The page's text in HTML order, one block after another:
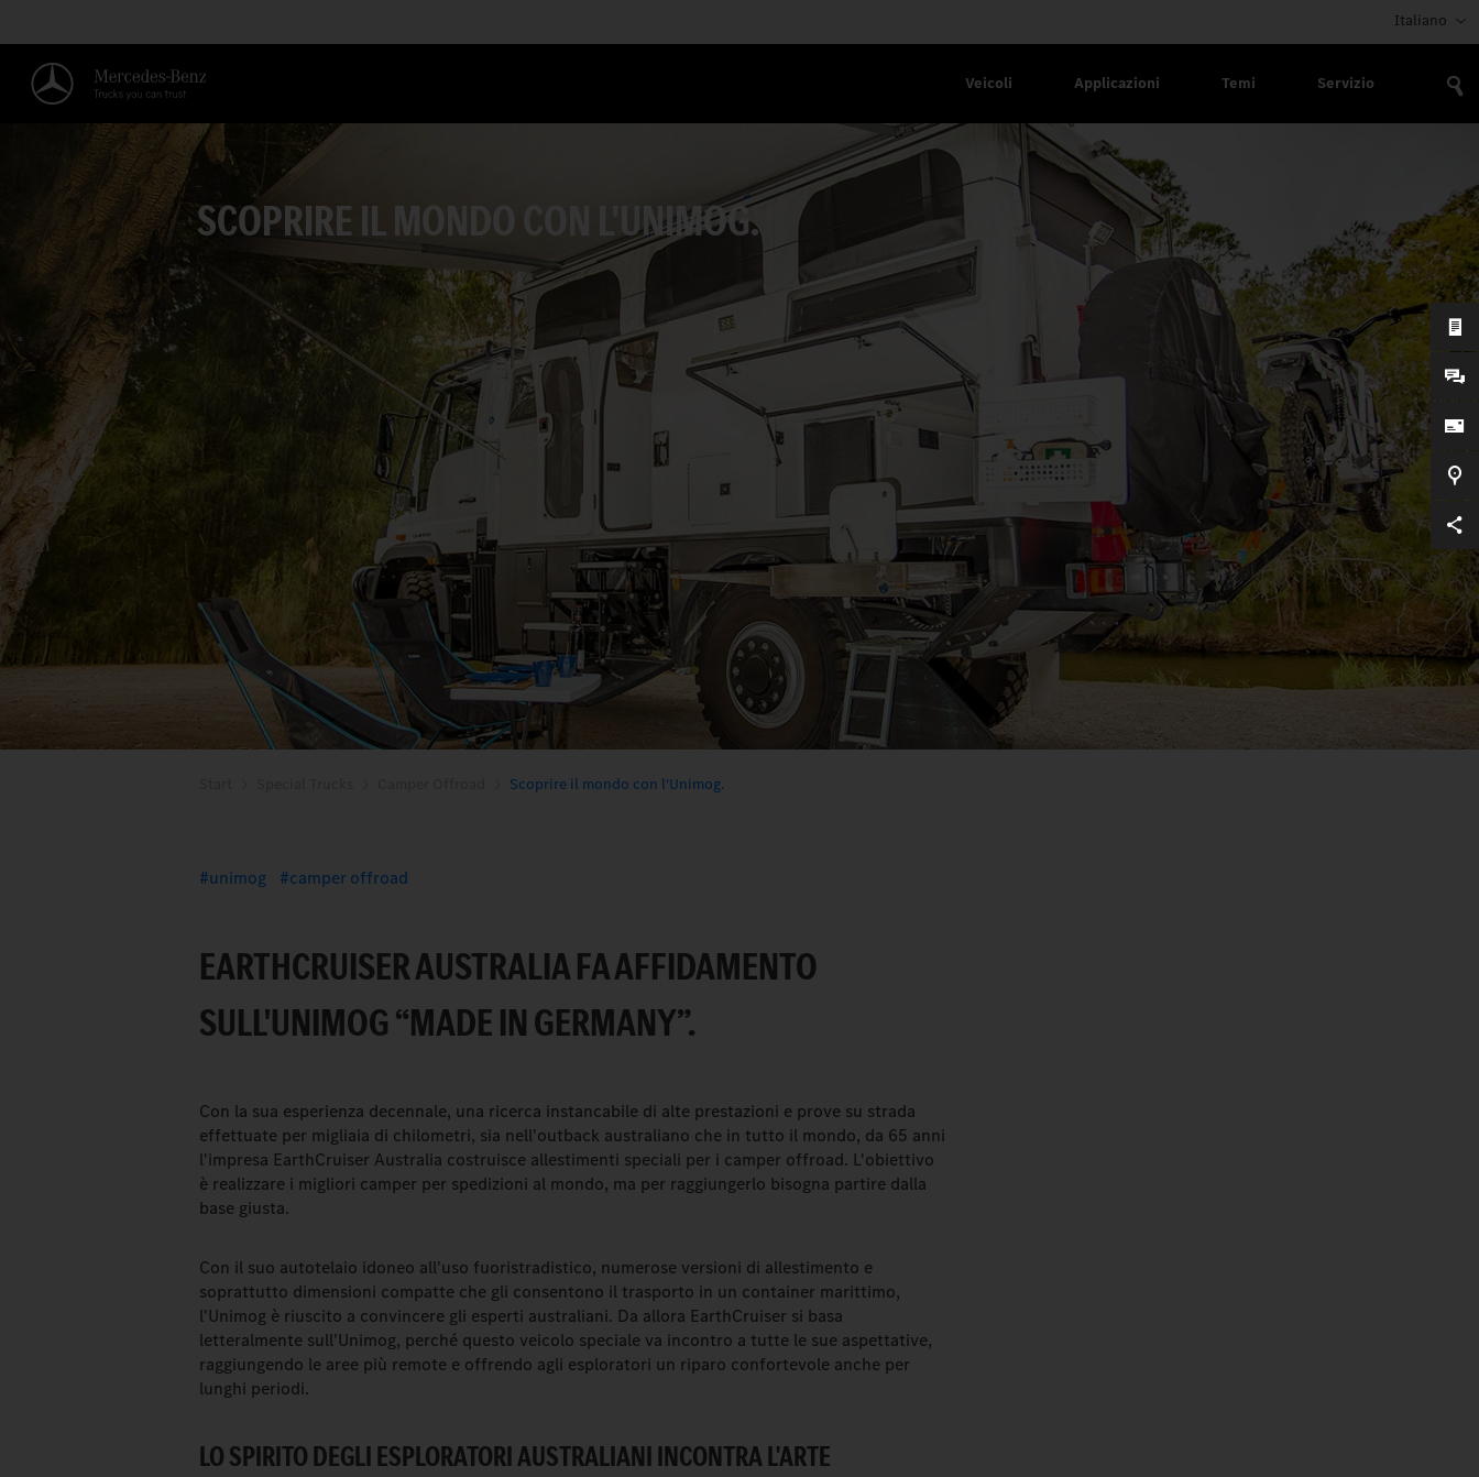
Italiano
Veicoli Applicazioni Temi Servizio
SCOPRIRE IL MONDO CON L'UNIMOG.
Scoprire il mondo con l'Unimog.
unimog camper offroad
EARTHCRUISER AUSTRALIA FA AFFIDAMENTO
SULL'UNIMOG “MADE IN GERMANY”.
Con la sua esperienza decennale, una ricerca instancabile di alte prestazioni e prove su strada
effettuate per migliaia di chilometri, sia nell'outback australiano che in tutto il mondo, da 65 anni
l'impresa EarthCruiser Australia costruisce allestimenti speciali per i camper offroad. L'obiettivo
è realizzare i migliori camper per spedizioni al mondo, ma per raggiungerlo bisogna partire dalla
base giusta.
Con il suo autotelaio idoneo all'uso fuoristradistico, numerose versioni di allestimento e
soprattutto dimensioni compatte che gli consentono il trasporto in un container marittimo,
l'Unimog è riuscito a convincere gli esperti australiani. Da allora EarthCruiser si basa
letteralmente sull'Unimog, perché questo veicolo speciale va incontro a tutte le sue aspettative,
raggiungendo le aree più remote e offrendo agli esploratori un riparo confortevole anche per
lunghi periodi.
LO SPIRITO DEGLI ESPLORATORI AUSTRALIANI INCONTRA L'ARTE